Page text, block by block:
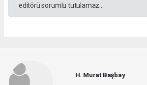
editörü sorumlu tutulamaz...
H. Murat Başbay